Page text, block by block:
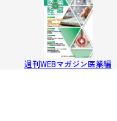
週刊WEBマガジン医業編